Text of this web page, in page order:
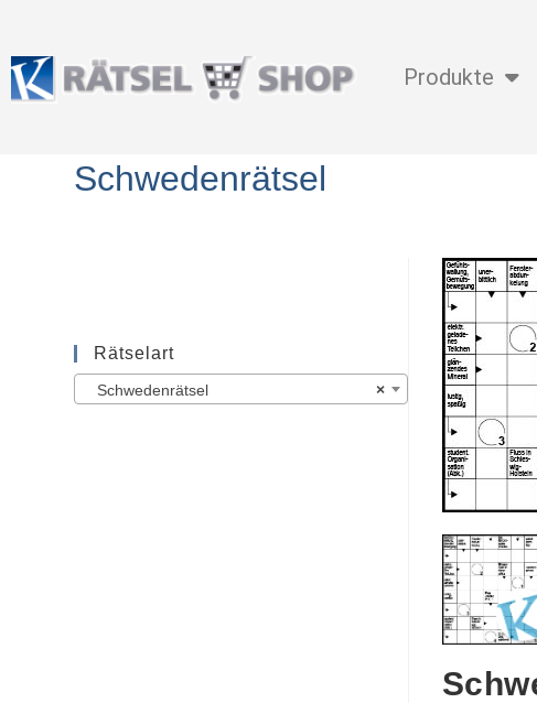
Produkte
Schwedenrätsel
Rätselart
×
Schwedenrätsel